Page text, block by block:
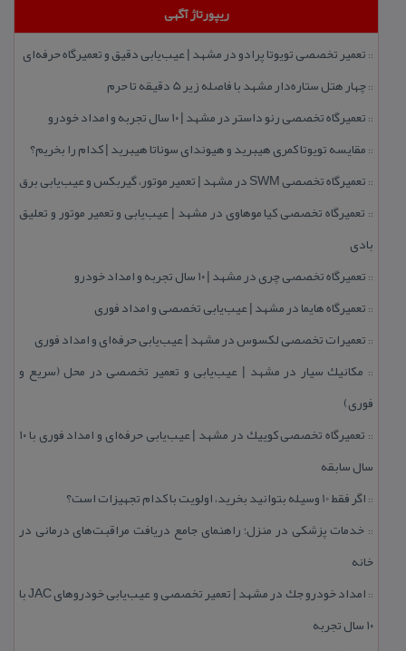
ریپورتاژ آگهی
:: تعمیر تخصصی تویوتا پرادو در مشهد | عیب‌یابی دقیق و تعمیرگاه حرفه‌ای
::چهار هتل‌ ستاره‌دار مشهد با فاصله زیر 5 دقیقه تا حرم
:: تعمیرگاه تخصصی رنو داستر در مشهد | ۱۰ سال تجربه و امداد خودرو
:: مقایسه تویوتا كمری هیبرید و هیوندای سوناتا هیبرید | كدام را بخریم؟
:: تعمیرگاه تخصصی SWM در مشهد | تعمیر موتور، گیربكس و عیب‌یابی برق
:: تعمیرگاه تخصصی كیا موهاوی در مشهد | عیب‌یابی و تعمیر موتور و تعلیق
بادی
:: تعمیرگاه تخصصی چری در مشهد | ۱۰ سال تجربه و امداد خودرو
:: تعمیرگاه هایما در مشهد | عیب‌یابی تخصصی و امداد فوری
:: تعمیرات تخصصی لكسوس در مشهد | عیب‌یابی حرفه‌ای و امداد فوری
:: مكانیك سیار در مشهد | عیب‌یابی و تعمیر تخصصی در محل (سریع و
فوری)
::
تعمیرگاه تخصصی كوییك در مشهد | عیب‌یابی حرفه‌ای و امداد فوری با ۱۰
سال سابقه
:: اگر فقط 10 وسیله بتوانید بخرید، اولویت با كدام تجهیزات است؟
:: خدمات پزشكی در منزل؛ راهنمای جامع دریافت مراقبت‌های درمانی در
خانه
::
امداد خودرو جك در مشهد | تعمیر تخصصی و عیب‌یابی خودروهای JAC با
۱۰ سال تجربه